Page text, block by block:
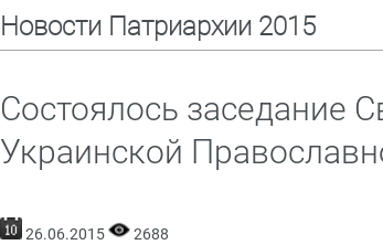
Новости Патриархии 2015
Состоялось заседание
Украинской
26.06.2015
2688